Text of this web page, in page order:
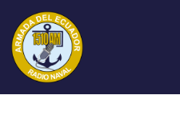
contenido